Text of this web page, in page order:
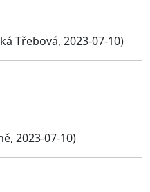
Třebová, 2023-07-10)
2023-07-10)